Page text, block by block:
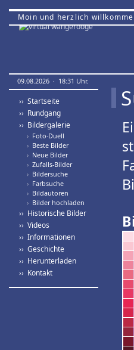
Moin und herzlich
09.08.2026 · 18:31 Uhr.
›› Startseite
›› Rundgang
›› Bildergalerie
› Foto-Duell
› Beste Bilder
› Neue Bilder
› Zufalls-Bilder
› Bildersuche
› Farbsuche
› Bildautoren
› Bilder hochladen
›› Historische Bilder
›› Videos
›› Informationen
›› Geschichte
›› Herunterladen
›› Kontakt